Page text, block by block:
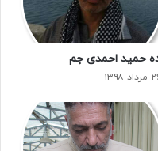
حمید احمدی جم
۱۳۹۸